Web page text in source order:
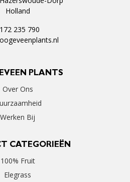
Holland
235 790
PLANTS
Over Ons
Werken Bij
CATEGORIEËN
100% Fruit
Elegrass